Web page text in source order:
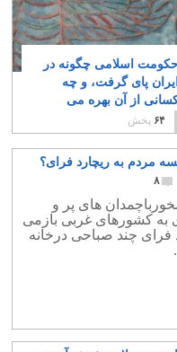
اسلامی چگونه در
ایران پای گرفت، و چه
از آن بهره می
گیرند؟
۶۴ پخش
مردم به ریچارد فرای؟
۸
های پر و
به کشورهای غربی بازمی
فرای چند صباحی درخانه